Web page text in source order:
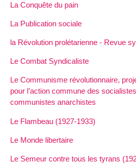
La Conquête du pain
La Publication sociale
la Révolution prolétarienne - Revue
Le Combat Syndicaliste
Le Communisme révolutionnaire,
pour l’action commune des
communistes anarchistes
Le Flambeau (1927-1933)
Le Monde libertaire
Le Semeur contre tous les tyrans